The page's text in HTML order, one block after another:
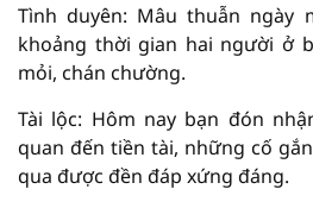
Tình duyên: Mâu thuẫn ngày
khoảng thời gian hai người ở
mỏi, chán chường.
Tài lộc: Hôm nay bạn đón
quan đến tiền tài, những cố
qua được đền đáp xứng đáng.